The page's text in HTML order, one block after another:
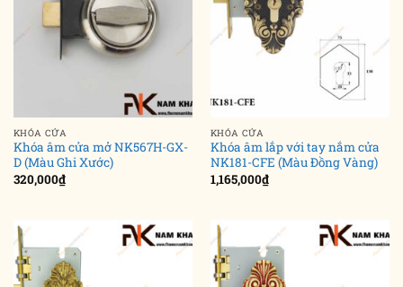
KHÓA CỬA
Khóa âm cửa mở NK567H-GX-
D (Màu Ghi Xước)
320,000₫
KHÓA CỬA
Khóa âm lắp với tay nắm cửa
NK181-CFE (Màu Đồng Vàng)
1,165,000₫